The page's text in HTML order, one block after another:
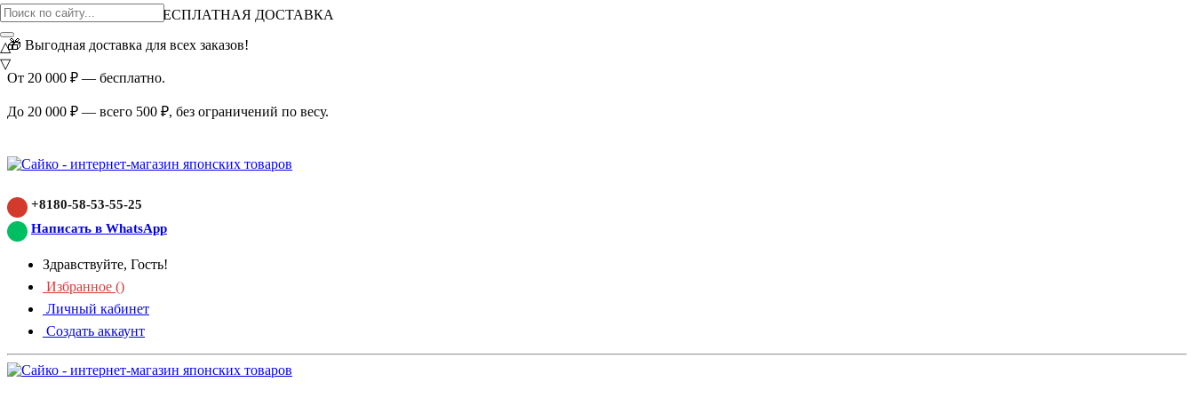
ВНИМАНИЕ АКЦИЯ!
БЕСПЛАТНАЯ ДОСТАВКА
🎁 Выгодная доставка для всех заказов!
От 20 000 ₽ — бесплатно.
До 20 000 ₽ — всего 500 ₽, без ограничений по весу.
+8180-58-53-55-25
Написать в WhatsApp
Здравствуйте, Гость!
Избранное ()
Личный кабинет
Создать аккаунт
△
▽